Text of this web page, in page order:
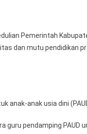
Pemerintah
dan mutu pendidikan
anak-anak usia dini
guru pendamping